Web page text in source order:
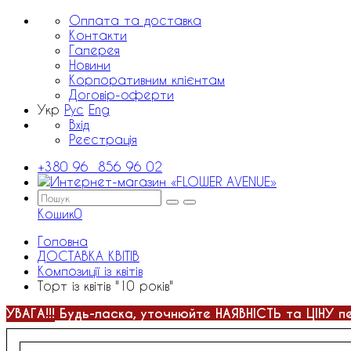
Оплата та доставка
Контакти
Галерея
Новини
Корпоративним клієнтам
Договір-оферти
Укр Рус Eng
Вхід
Реєстрація
+380 96 856 96 02
Кошик0
Головна
ДОСТАВКА КВІТІВ
Композиції із квітів
Торт із квітів "10 років"
УВАГА!!! Будь-ласка, уточнюйте НАЯВНІСТЬ та ЦІНУ